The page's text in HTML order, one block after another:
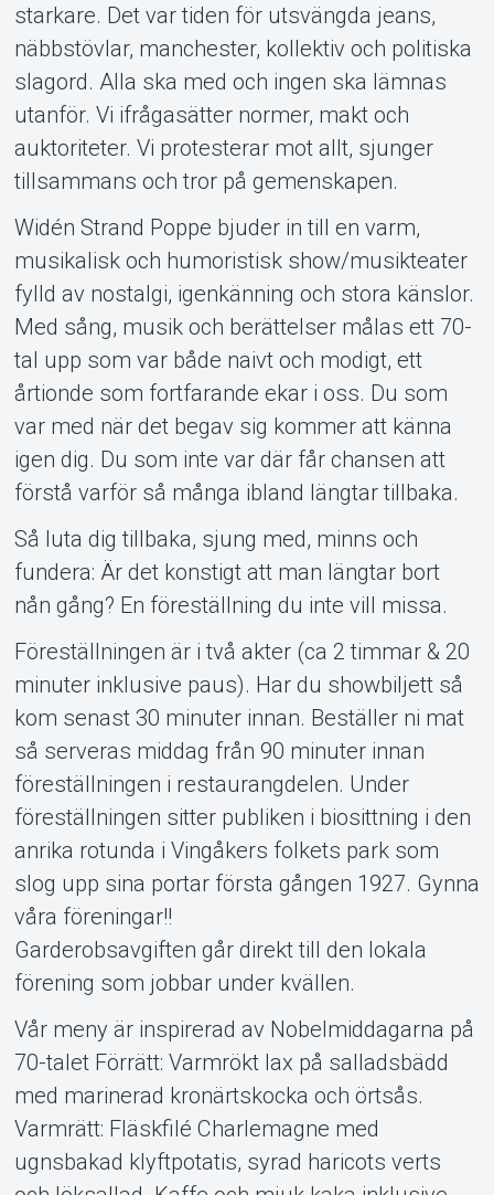
Support
Om Tickster
starkare. Det var tiden för utsvängda jeans,
näbbstövlar, manchester, kollektiv och politiska
slagord. Alla ska med och ingen ska lämnas
utanför. Vi ifrågasätter normer, makt och
auktoriteter. Vi protesterar mot allt, sjunger
tillsammans och tror på gemenskapen.
Widén Strand Poppe bjuder in till en varm,
musikalisk och humoristisk show/musikteater
fylld av nostalgi, igenkänning och stora känslor.
Med sång, musik och berättelser målas ett 70-
tal upp som var både naivt och modigt, ett
årtionde som fortfarande ekar i oss. Du som
var med när det begav sig kommer att känna
igen dig. Du som inte var där får chansen att
förstå varför så många ibland längtar tillbaka.
Så luta dig tillbaka, sjung med, minns och
fundera: Är det konstigt att man längtar bort
nån gång? En föreställning du inte vill missa.
Föreställningen är i två akter (ca 2 timmar & 20
minuter inklusive paus). Har du showbiljett så
kom senast 30 minuter innan. Beställer ni mat
så serveras middag från 90 minuter innan
föreställningen i restaurangdelen. Under
föreställningen sitter publiken i biosittning i den
anrika rotunda i Vingåkers folkets park som
slog upp sina portar första gången 1927. Gynna
våra föreningar!!
Garderobsavgiften går direkt till den lokala
förening som jobbar under kvällen.
Vår meny är inspirerad av Nobelmiddagarna på
70-talet Förrätt: Varmrökt lax på salladsbädd
med marinerad kronärtskocka och örtsås.
Varmrätt: Fläskfilé Charlemagne med
ugnsbakad klyftpotatis, syrad haricots verts